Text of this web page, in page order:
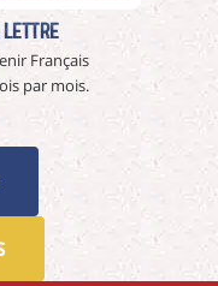
Lettre
Français
par mois.